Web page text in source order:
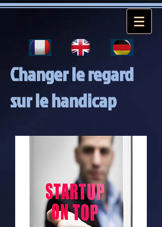
Changer le regard
sur le handicap